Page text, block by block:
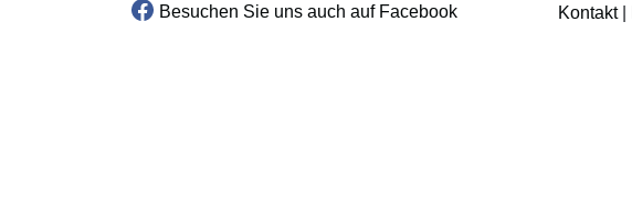
Besuchen Sie uns auch auf Facebook Kontakt|